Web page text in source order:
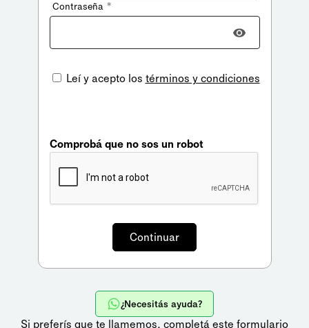
Contraseña *
Leí y acepto los términos y condiciones
Comprobá que no sos un robot
¿Necesitás ayuda?
Si preferís que te llamemos, completá este formulario